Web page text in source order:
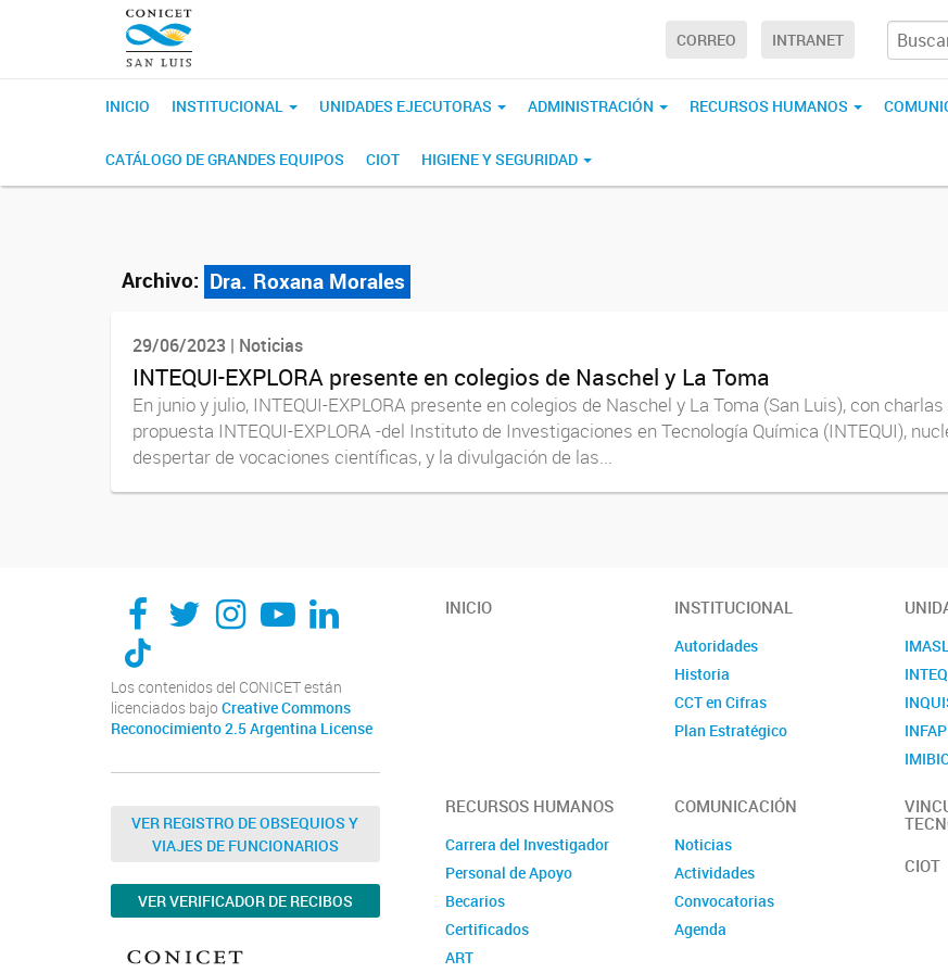
CORREO INTRANET
INICIO INSTITUCIONAL UNIDADES EJECUTORAS ADMINISTRACIÓN RECURSOS HUMANOS
CATÁLOGO DE GRANDES EQUIPOS CIOT HIGIENE Y SEGURIDAD
Archivo: Dra. Roxana Morales
29/06/2023 | Noticias
INTEQUI-EXPLORA presente en colegios de Naschel y La Toma
En junio y julio, INTEQUI-EXPLORA presente en colegios de Naschel y La Toma (San Luis), con
propuesta INTEQUI-EXPLORA -del Instituto de Investigaciones en Tecnología Química (INTEQUI),
despertar de vocaciones científicas, y la divulgación de las...
Los contenidos del CONICET están
licenciados bajo Creative Commons
Reconocimiento 2.5 Argentina License
VER REGISTRO DE OBSEQUIOS Y
VIAJES DE FUNCIONARIOS
VER VERIFICADOR DE RECIBOS
INICIO INSTITUCIONAL
Autoridades
Historia
CCT en Cifras
Plan Estratégico
IMASL
INFAP
RECURSOS HUMANOS
Carrera del Investigador
Personal de Apoyo
Becarios
Certificados
ART
COMUNICACIÓN
Noticias
Actividades
Convocatorias
Agenda
CIOT